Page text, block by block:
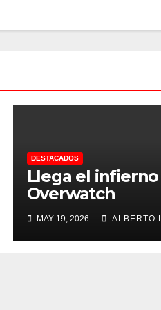
DESTACADOS
Llega el infierno
Overwatch
MAY 19, 2026 ALBERTO